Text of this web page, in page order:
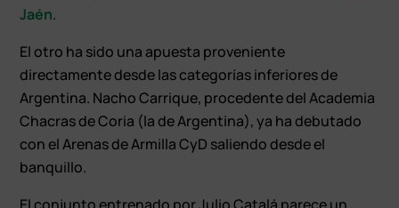
Jaén.
El otro ha sido una apuesta proveniente
directamente desde las categorías inferiores de
Argentina. Nacho Carrique, procedente del Academia
Chacras de Coria (la de Argentina), ya ha debutado
con el Arenas de Armilla CyD saliendo desde el
banquillo.